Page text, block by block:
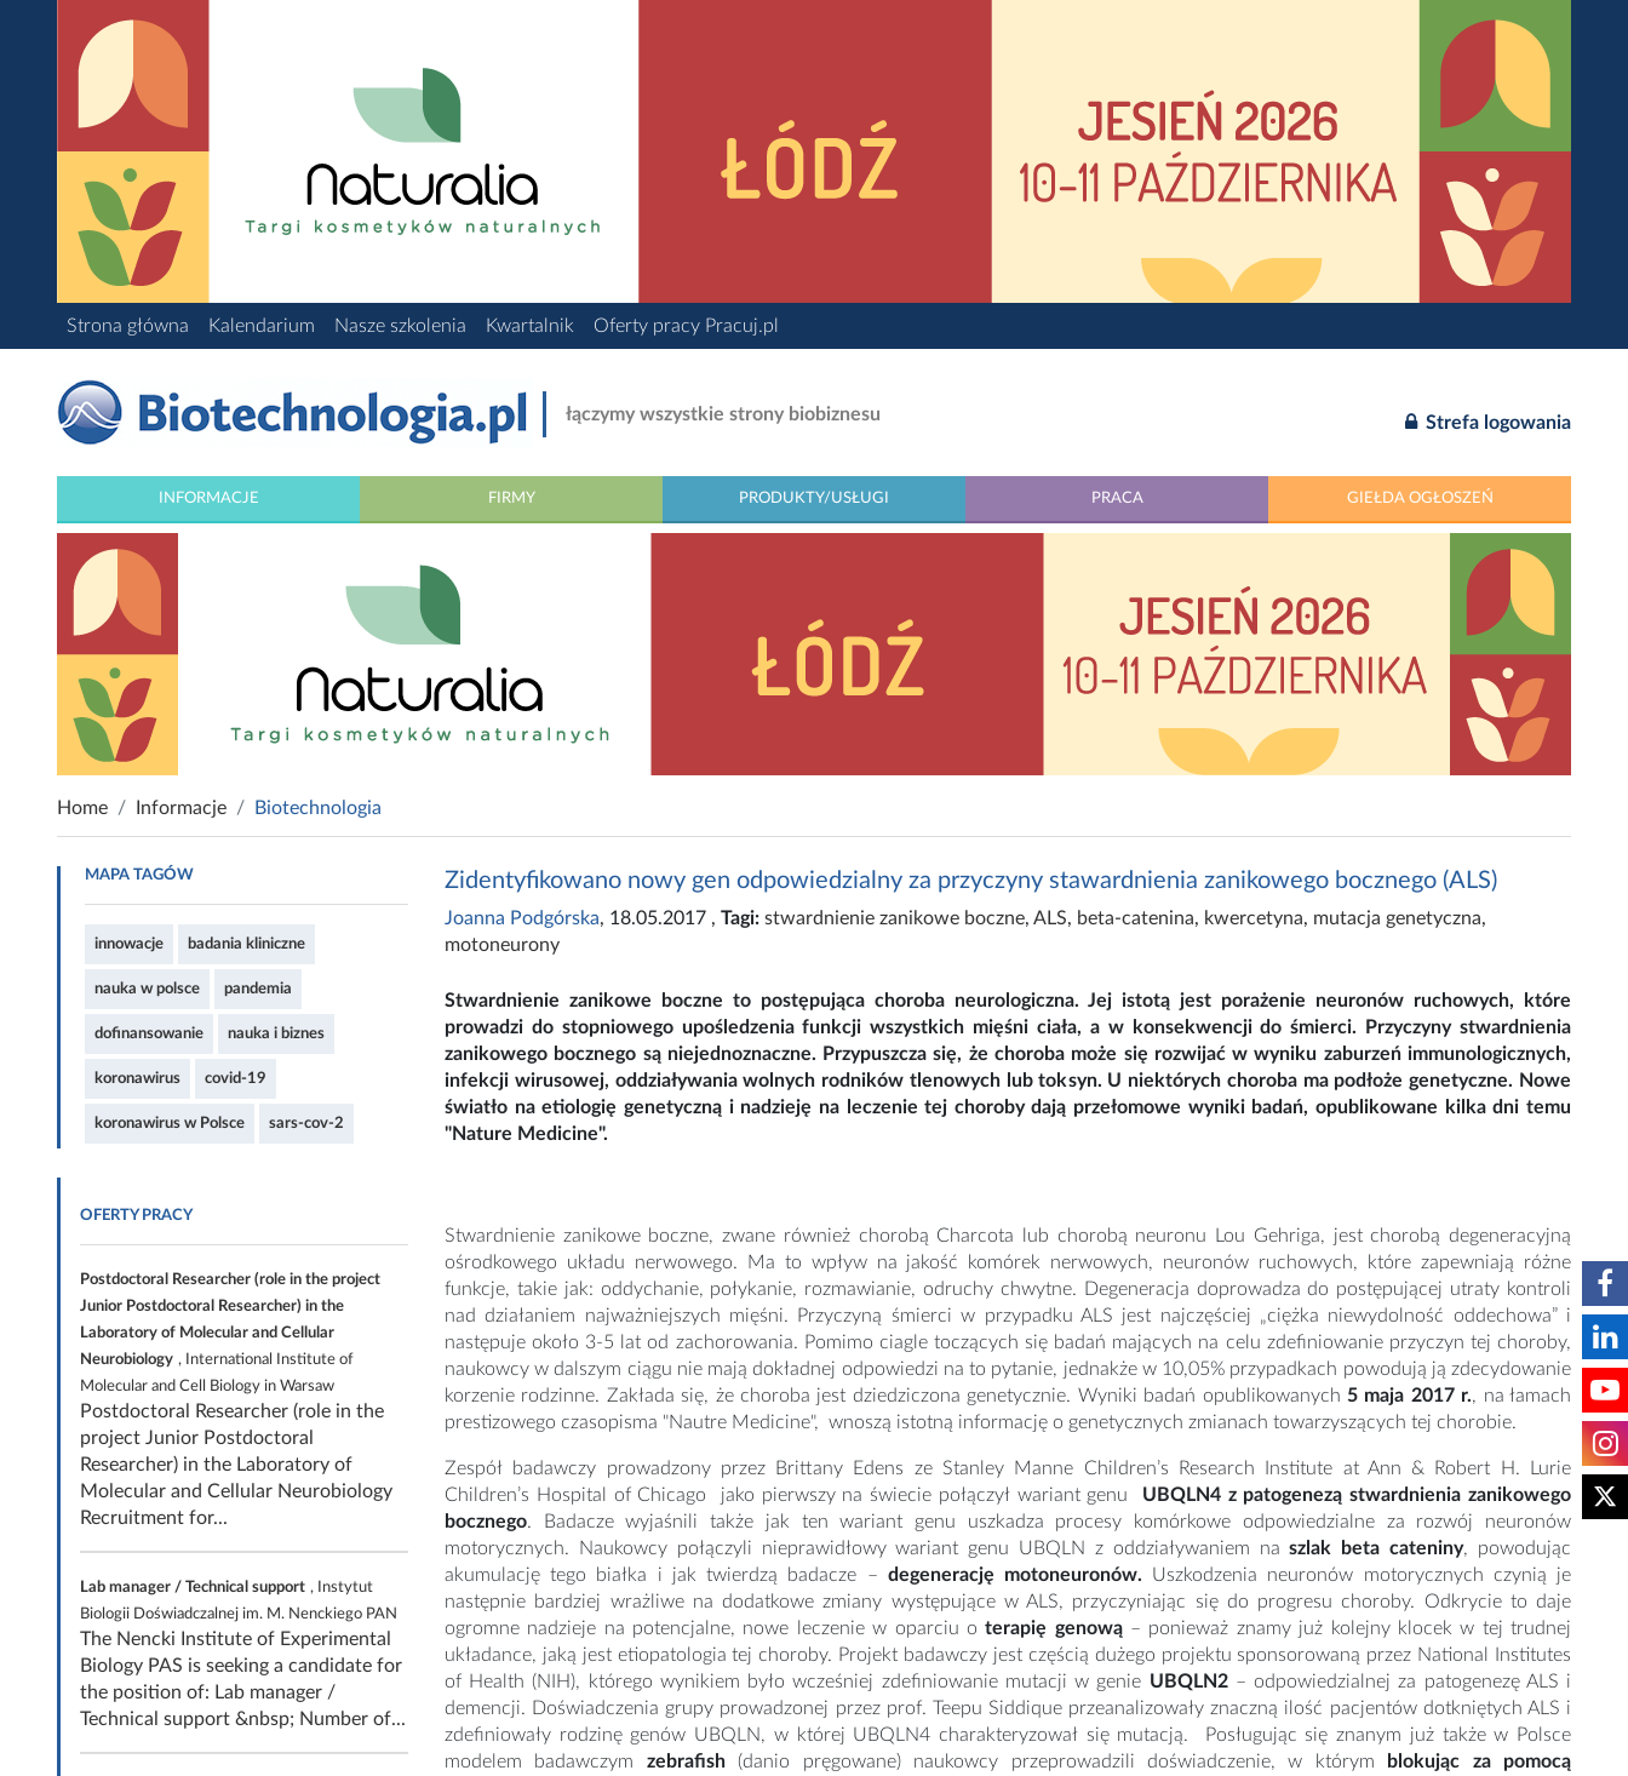
Strona główna Kalendarium Nasze szkolenia Kwartalnik Oferty pracy Pracuj.pl
łączymy wszystkie strony biobiznesu Strefa logowania
INFORMACJE FIRMY PRODUKTY/USŁUGI PRACA GIEŁDA OGŁOSZEŃ
Home Informacje Biotechnologia
MAPA TAGÓW
innowacje badania kliniczne
nauka w polsce pandemia
dofinansowanie nauka i biznes
koronawirus covid-19
koronawirus w Polsce sars-cov-2
OFERTY PRACY
Postdoctoral Researcher (role in the project
Junior Postdoctoral Researcher) in the
Laboratory of Molecular and Cellular
Neurobiology , International Institute of
Molecular and Cell Biology in Warsaw
Postdoctoral Researcher (role in the
project Junior Postdoctoral
Researcher) in the Laboratory of
Molecular and Cellular Neurobiology
Recruitment for...
Lab manager / Technical support , Instytut
Biologii Doświadczalnej im. M. Nenckiego PAN
The Nencki Institute of Experimental
Biology PAS is seeking a candidate for
the position of: Lab manager /
Technical support &nbsp; Number of...
Zidentyfikowano nowy gen odpowiedzialny za przyczyny stawardnienia zanikowego bocznego (ALS)
Joanna Podgórska, 18.05.2017 , Tagi: stwardnienie zanikowe boczne, ALS, beta-catenina, kwercetyna, mutacja genetyczna,
motoneurony
Stwardnienie zanikowe boczne to postępująca choroba neurologiczna. Jej istotą jest porażenie neuronów ruchowych, które
prowadzi do stopniowego upośledzenia funkcji wszystkich mięśni ciała, a w konsekwencji do śmierci. Przyczyny stwardnienia
zanikowego bocznego są niejednoznaczne. Przypuszcza się, że choroba może się rozwijać w wyniku zaburzeń immunologicznych,
infekcji wirusowej, oddziaływania wolnych rodników tlenowych lub toksyn. U niektórych choroba ma podłoże genetyczne. Nowe
światło na etiologię genetyczną i nadzieję na leczenie tej choroby dają przełomowe wyniki badań, opublikowane kilka dni temu
"Nature Medicine".
Stwardnienie zanikowe boczne, zwane również chorobą Charcota lub chorobą neuronu Lou Gehriga, jest chorobą degeneracyjną
ośrodkowego układu nerwowego. Ma to wpływ na jakość komórek nerwowych, neuronów ruchowych, które zapewniają różne
funkcje, takie jak: oddychanie, połykanie, rozmawianie, odruchy chwytne. Degeneracja doprowadza do postępującej utraty kontroli
nad działaniem najważniejszych mięśni. Przyczyną śmierci w przypadku ALS jest najczęściej „ciężka niewydolność oddechowa” i
następuje około 3-5 lat od zachorowania. Pomimo ciagle toczących się badań mających na celu zdefiniowanie przyczyn tej choroby,
naukowcy w dalszym ciągu nie mają dokładnej odpowiedzi na to pytanie, jednakże w 10,05% przypadkach powodują ją zdecydowanie
korzenie rodzinne. Zakłada się, że choroba jest dziedziczona genetycznie. Wyniki badań opublikowanych 5 maja 2017 r., na łamach
prestizowego czasopisma "Nautre Medicine", wnoszą istotną informację o genetycznych zmianach towarzyszących tej chorobie.
Zespół badawczy prowadzony przez Brittany Edens ze Stanley Manne Children’s Research Institute at Ann & Robert H. Lurie
Children’s Hospital of Chicago jako pierwszy na świecie połączył wariant genu UBQLN4 z patogenezą stwardnienia zanikowego
bocznego. Badacze wyjaśnili także jak ten wariant genu uszkadza procesy komórkowe odpowiedzialne za rozwój neuronów
motorycznych. Naukowcy połączyli nieprawidłowy wariant genu UBQLN z oddziaływaniem naszlak beta cateniny, powodując
akumulację tego białka i jak twierdzą badacze – degenerację motoneuronów. Uszkodzenia neuronów motorycznych czynią je
następnie bardziej wrażliwe na dodatkowe zmiany występujące w ALS, przyczyniając się do progresu choroby. Odkrycie to daje
ogromne nadzieje na potencjalne, nowe leczenie w oparciu oterapię genową– ponieważ znamy już kolejny klocek w tej trudnej
układance, jaką jest etiopatologia tej choroby. Projekt badawczy jest częścią dużego projektu sponsorowaną przez National Institutes
of Health (NIH), którego wynikiem było wcześniej zdefiniowanie mutacji w genie UBQLN2 – odpowiedzialnej za patogenezę ALS i
demencji. Doświadczenia grupy prowadzonej przez prof. Teepu Siddique przeanalizowały znaczną ilość pacjentów dotkniętych ALS i
zdefiniowały rodzinę genów UBQLN, w której UBQLN4 charakteryzował się mutacją. Posługując się znanym już także w Polsce
modelem badawczym zebrafish(danio pręgowane) naukowcy przeprowadzili doświadczenie, w którym
blokując za pomocą